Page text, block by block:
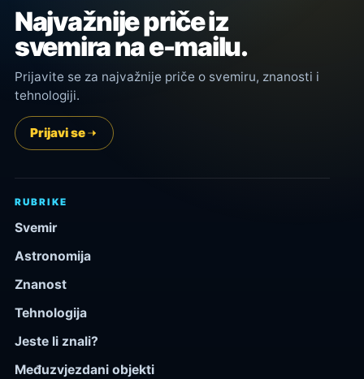
Najvažnije priče iz
svemira na e-mailu.
Prijavite se za najvažnije priče o svemiru, znanosti i
tehnologiji.
Prijavi se
RUBRIKE
Svemir
Astronomija
Znanost
Tehnologija
Jeste li znali?
Međuzvjezdani objekti